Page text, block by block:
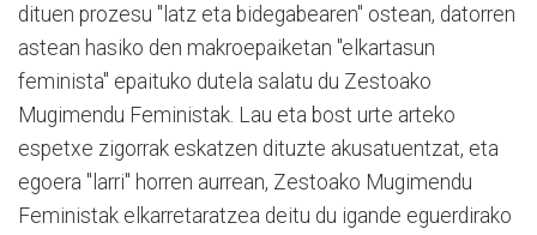
dituen prozesu "latz eta bidegabearen" ostean, datorren
astean hasiko den makroepaiketan "elkartasun
feminista" epaituko dutela salatu du Zestoako
Mugimendu Feministak. Lau eta bost urte arteko
espetxe zigorrak eskatzen dituzte akusatuentzat, eta
egoera "larri" horren aurrean, Zestoako Mugimendu
Feministak elkarretaratzea deitu du igande eguerdirako